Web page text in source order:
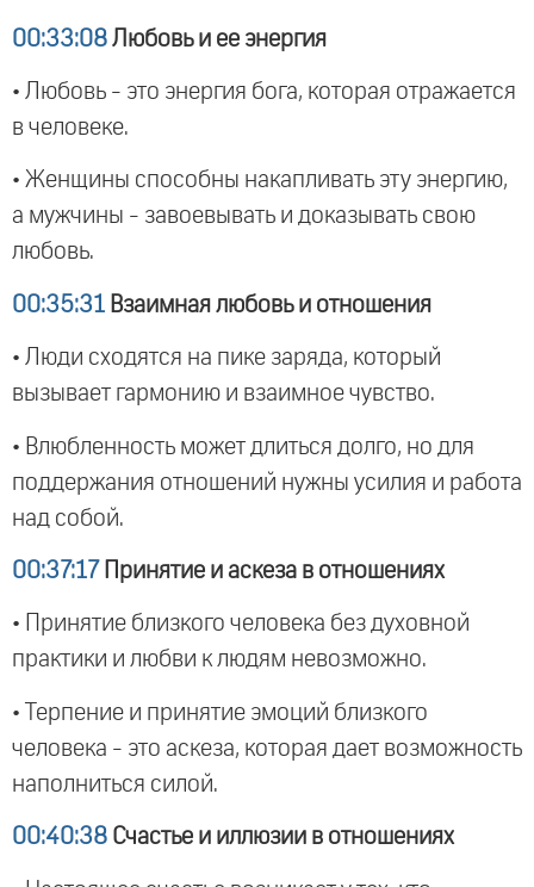
00:33:08 Любовь и ее энергия
• Любовь - это энергия бога, которая отражается
в человеке.
• Женщины способны накапливать эту энергию,
а мужчины - завоевывать и доказывать свою
любовь.
00:35:31 Взаимная любовь и отношения
• Люди сходятся на пике заряда, который
вызывает гармонию и взаимное чувство.
• Влюбленность может длиться долго, но для
поддержания отношений нужны усилия и работа
над собой.
00:37:17 Принятие и аскеза в отношениях
• Принятие близкого человека без духовной
практики и любви к людям невозможно.
• Терпение и принятие эмоций близкого
человека - это аскеза, которая дает возможность
наполниться силой.
00:40:38 Счастье и иллюзии в отношениях